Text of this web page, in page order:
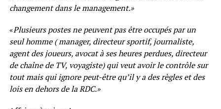
changement dans le management.»
«Plusieurs postes ne peuvent pas être occupés par un
seul homme ( manager, directeur sportif, journaliste,
agent des joueurs, avocat à ses heures perdues, directeur
de chaîne de TV, voyagiste) qui veut avoir le contrôle sur
tout mais qui ignore peut-être qu’il y a des règles et des
lois en dehors de la RDC.»